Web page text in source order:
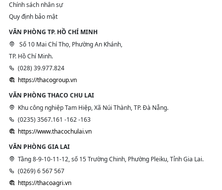
Chính sách nhân sự
Quy định bảo mật
VĂN PHÒNG TP. HỒ CHÍ MINH
Số 10 Mai Chí Thọ, Phường An Khánh,
TP. Hồ Chí Minh.
(028) 39.977.824
https://thacogroup.vn
VĂN PHÒNG THACO CHU LAI
Khu công nghiệp Tam Hiệp, Xã Núi Thành, TP. Đà Nẵng.
(0235) 3567.161 -162 -163
https://www.thacochulai.vn
VĂN PHÒNG GIA LAI
Tầng 8-9-10-11-12, số 15 Trường Chinh, Phường Pleiku, Tỉnh Gia Lai.
(0269) 6 567 567
https://thacoagri.vn